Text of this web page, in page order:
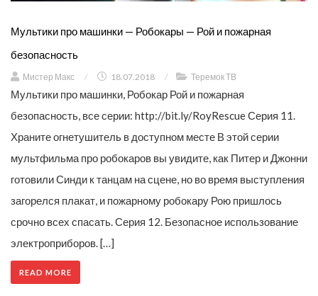
Мультики про машинки — Робокары — Рой и пожарная
безопасность
Мистер Макс / 18.07.2018 / Теремок ТВ
Мультики про машинки, Робокар Рой и пожарная
безопасность, все серии: http://bit.ly/RoyRescue Серия 11.
Храните огнетушитель в доступном месте В этой серии
мультфильма про робокаров вы увидите, как Питер и Джонни
готовили Синди к танцам на сцене, но во время выступления
загорелся плакат, и пожарному робокару Рою пришлось
срочно всех спасать. Серия 12. Безопасное использование
электроприборов. […]
READ MORE